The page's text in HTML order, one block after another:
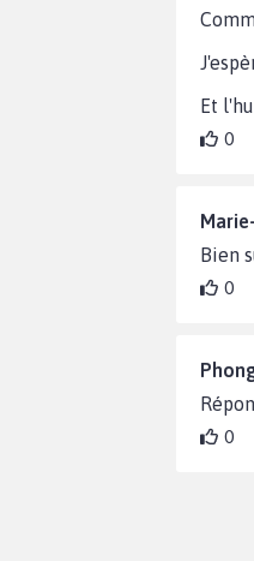
Et
0
Bien
0
0